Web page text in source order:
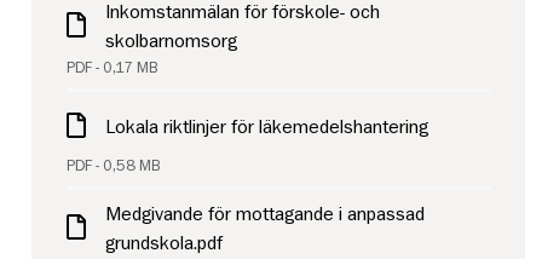
Inkomstanmälan för förskole- och
skolbarnomsorg
PDF - 0,17 MB
Lokala riktlinjer för läkemedelshantering
PDF - 0,58 MB
Medgivande för mottagande i anpassad
grundskola.pdf